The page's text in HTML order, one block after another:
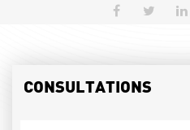
Partager
CONSULTATIONS